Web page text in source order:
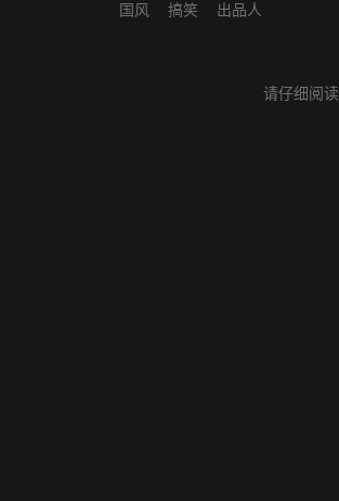
国风
搞笑
出品人
请仔细阅读